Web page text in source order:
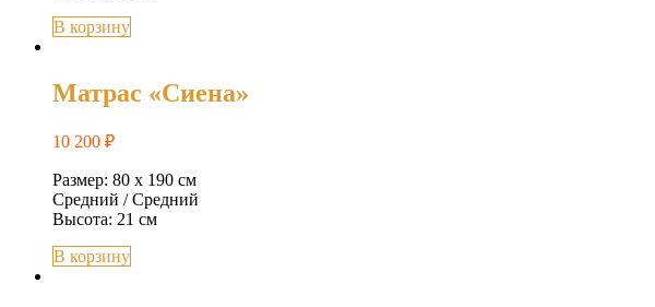
В корзину
Матрас «Сиена»
10 200 ₽
Размер: 80 х 190 см
Средний / Средний
Высота: 21 см
В корзину